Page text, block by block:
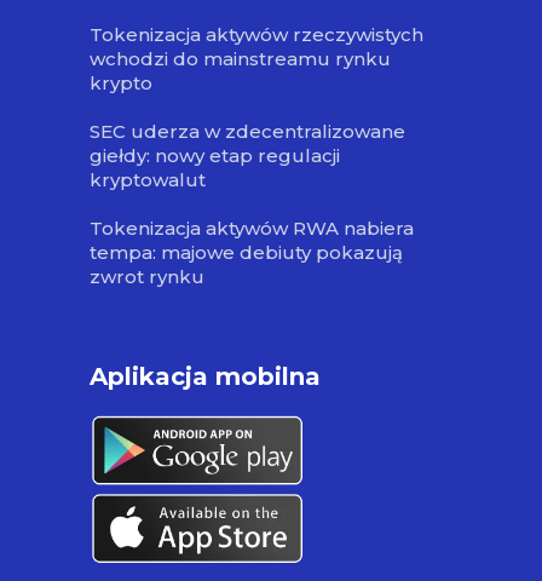
Tokenizacja aktywów rzeczywistych
wchodzi do mainstreamu rynku
krypto
SEC uderza w zdecentralizowane
giełdy: nowy etap regulacji
kryptowalut
Tokenizacja aktywów RWA nabiera
tempa: majowe debiuty pokazują
zwrot rynku
Aplikacja mobilna